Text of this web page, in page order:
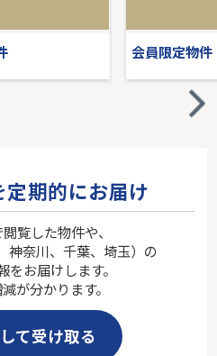
会員限定物件
期的にお届け
覧した物件や、
神奈川、千葉、埼玉）の
お届けします。
が分かります。
て受け取る